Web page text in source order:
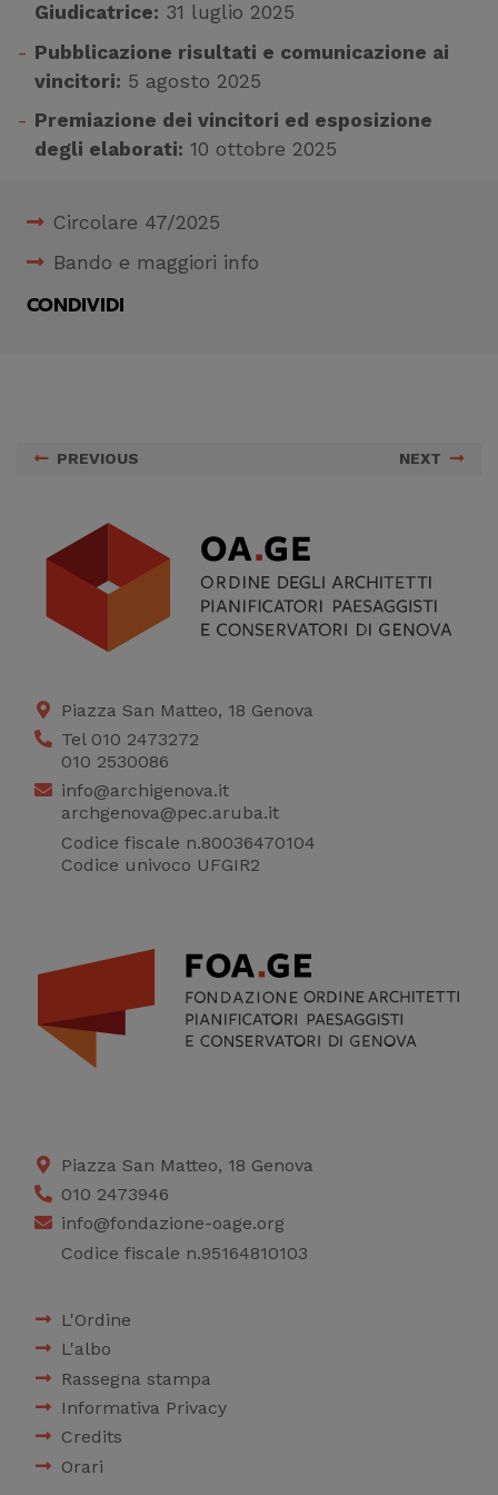
Giudicatrice: 31 luglio 2025
Pubblicazione risultati e comunicazione ai
vincitori: 5 agosto 2025
Premiazione dei vincitori ed esposizione
degli elaborati: 10 ottobre 2025
Circolare 47/2025
Bando e maggiori info
CONDIVIDI
PREVIOUS NEXT
Piazza San Matteo, 18 Genova
Tel 010 2473272
010 2530086
info@archigenova.it
archgenova@pec.aruba.it
Codice fiscale n.80036470104
Codice univoco UFGIR2
Piazza San Matteo, 18 Genova
010 2473946
info@fondazione-oage.org
Codice fiscale n.95164810103
L'Ordine
L'albo
Rassegna stampa
Informativa Privacy
Credits
Orari